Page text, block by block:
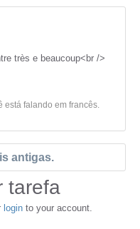
très e beaucoup<br />
está falando em francês.
antigas.
tarefa
login to your account.